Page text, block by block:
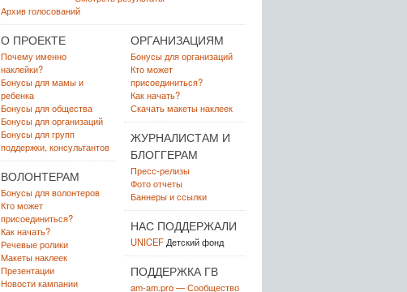
Архив голосований
О ПРОЕКТЕ
Почему именно
наклейки?
Бонусы для мамы и
ребенка
Бонусы для общества
Бонусы для организаций
Бонусы для групп
поддержки, консультантов
ВОЛОНТЕРАМ
Бонусы для волонтеров
Кто может
присоединиться?
Как начать?
Речевые ролики
Макеты наклеек
Презентации
Новости кампании
ОРГАНИЗАЦИЯМ
Бонусы для организаций
Кто может
присоединиться?
Как начать?
Скачать макеты наклеек
ЖУРНАЛИСТАМ И
БЛОГГЕРАМ
Пресс-релизы
Фото отчеты
Баннеры и ссылки
НАС ПОДДЕРЖАЛИ
UNICEFДетский фонд
ПОДДЕРЖКА ГВ
am-am.pro — Сообщество